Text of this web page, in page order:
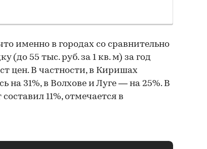
именно в городах со сравнительно
(до 55 тыс. руб. за 1 кв. м) за год
цен. В частности, в Киришах
на 31%, в Волхове и Луге — на 25%. В
11%, отмечается в